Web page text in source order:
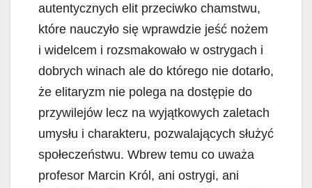
autentycznych elit przeciwko chamstwu,
które nauczyło się wprawdzie jeść nożem
i widelcem i rozsmakowało w ostrygach i
dobrych winach ale do którego nie dotarło,
że elitaryzm nie polega na dostępie do
przywilejów lecz na wyjątkowych zaletach
umysłu i charakteru, pozwalających służyć
społeczeństwu. Wbrew temu co uważa
profesor Marcin Król, ani ostrygi, ani